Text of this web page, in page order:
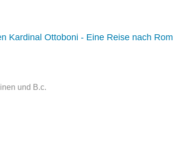
Kardinal Ottoboni - Eine Reise nach Rom
und B.c.